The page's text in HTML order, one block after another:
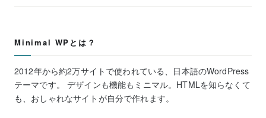
Minimal WPとは？
2012年から約2万サイトで使われている、日本語のWordPress
テーマです。 デザインも機能もミニマル。HTMLを知らなくて
も、おしゃれなサイトが自分で作れます。